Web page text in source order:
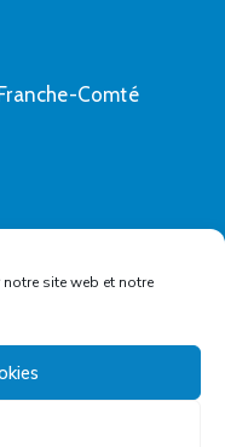
site web et notre
Comté